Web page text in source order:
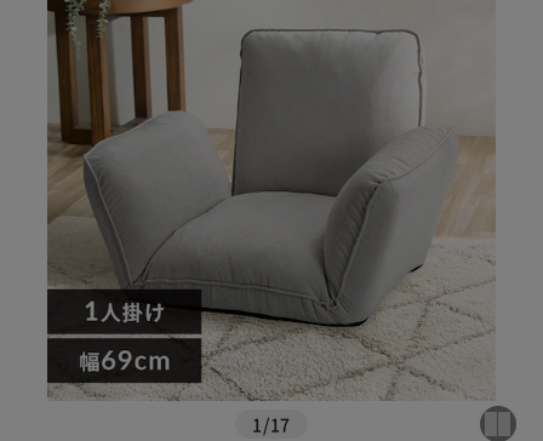
1 /17
※ご確認ください
カートに入れる 購入手続きへ